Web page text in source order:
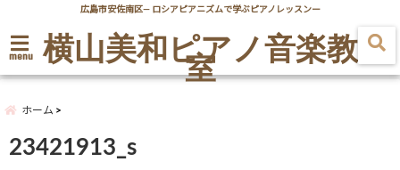
広島市安佐南区― ロシアピアニズムで学ぶピアノレッスンー
menu 横山美和ピアノ音楽教
室
ホーム
23421913_s